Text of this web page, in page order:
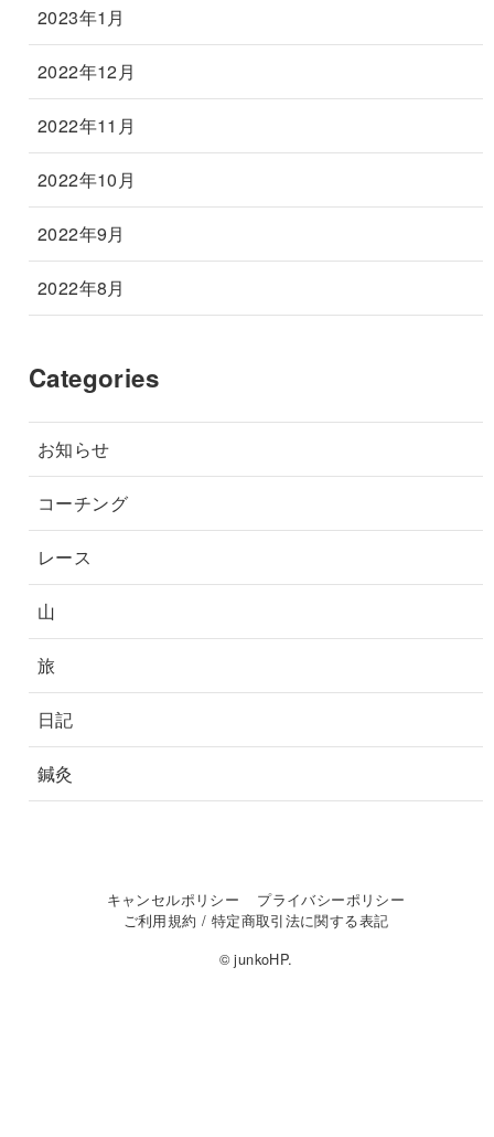
2023年1月
2022年12月
2022年11月
2022年10月
2022年9月
2022年8月
Categories
お知らせ
コーチング
レース
山
旅
日記
鍼灸
キャンセルポリシー
プライバシーポリシー
ご利用規約 / 特定商取引法に関する表記
© junkoHP.